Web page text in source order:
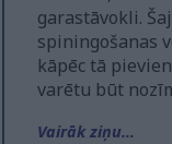
garastāvokli.
spiningošanas
kāpēc tā
varētu būt
Vairāk ziņu...